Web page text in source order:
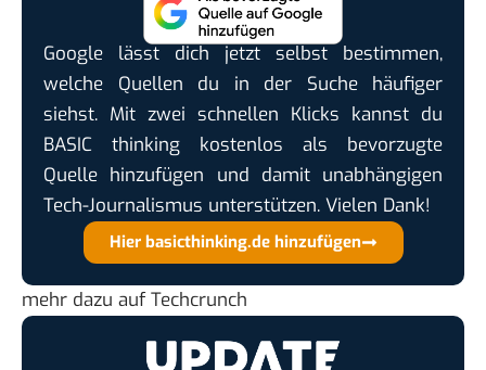
Google lässt dich jetzt selbst bestimmen,
welche Quellen du in der Suche häufiger
siehst. Mit zwei schnellen Klicks kannst du
BASIC thinking kostenlos als bevorzugte
Quelle hinzufügen und damit unabhängigen
Tech-Journalismus unterstützen. Vielen Dank!
Hier basicthinking.de hinzufügen
mehr dazu auf Techcrunch